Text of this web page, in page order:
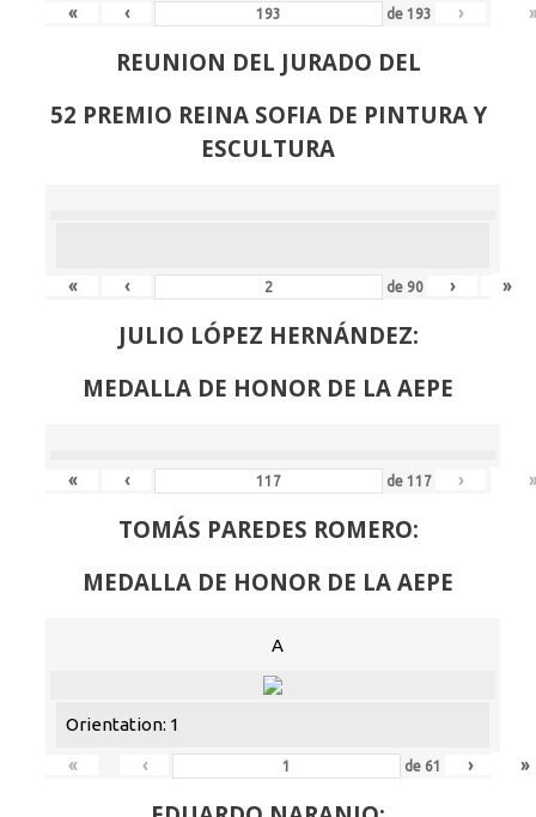
« ‹ de193 ›
REUNION DEL JURADO DEL
52 PREMIO REINA SOFIA DE PINTURA Y
ESCULTURA
« ‹ de 90 › »
JULIO LÓPEZ HERNÁNDEZ:
MEDALLA DE HONOR DE LA AEPE
« ‹ de117 ›
TOMÁS PAREDES ROMERO:
MEDALLA DE HONOR DE LA AEPE
A
Orientation: 1
«
‹ de 61 › »